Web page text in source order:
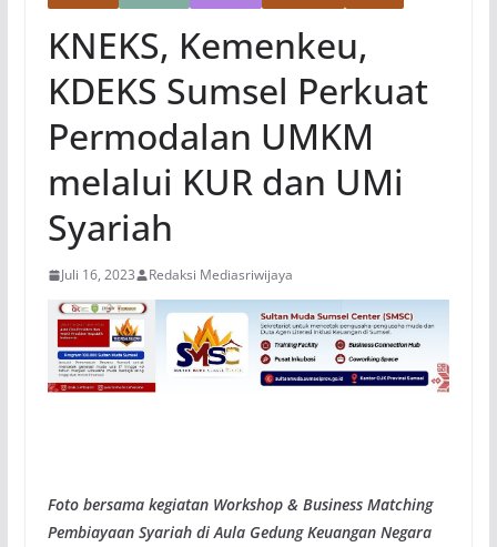
KNEKS, Kemenkeu,
KDEKS Sumsel Perkuat
Permodalan UMKM
melalui KUR dan UMi
Syariah
Juli 16, 2023 Redaksi Mediasriwijaya
Foto bersama kegiatan Workshop & Business Matching
Pembiayaan Syariah di Aula Gedung Keuangan Negara